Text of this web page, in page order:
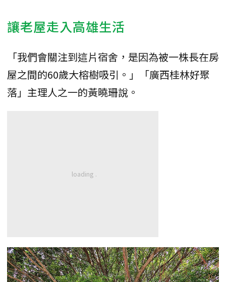
讓老屋走入高雄生活
「我們會關注到這片宿舍，是因為被一株長在房
屋之間的60歲大榕樹吸引。」「廣西桂林好聚
落」主理人之一的黃曉珊說。